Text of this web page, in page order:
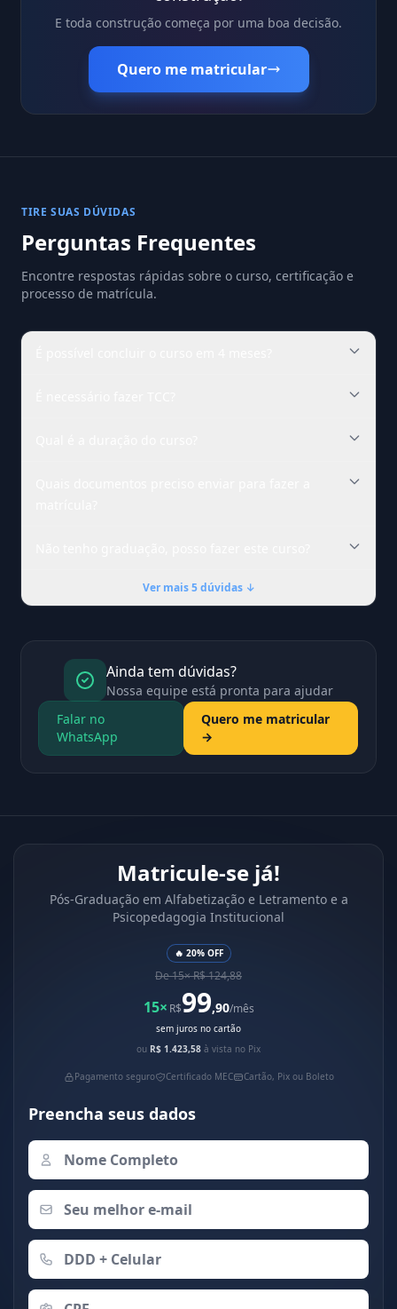
E toda construção começa por uma boa decisão.
Quero me matricular
TIRE SUAS DÚVIDAS
Perguntas Frequentes
Encontre respostas rápidas sobre o curso, certificação e
processo de matrícula.
Ver mais 5 dúvidas ↓
Ainda tem dúvidas?
Nossa equipe está pronta para ajudar
Falar no
WhatsApp
Quero me matricular
→
Matricule-se já!
Pós-Graduação em Alfabetização e Letramento e a
Psicopedagogia Institucional
🔥 20% OFF
De 15× R$ 124,88
15× R$99,90/mês
sem juros no cartão
ou R$ 1.423,58 à vista no Pix
Pagamento seguro Certificado MEC Cartão, Pix ou Boleto
Preencha seus dados